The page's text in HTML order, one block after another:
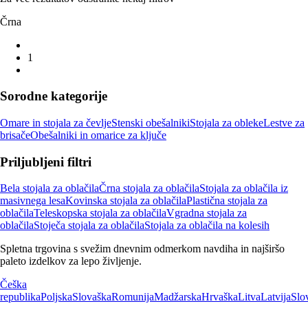
Črna
1
Sorodne kategorije
Omare in stojala za čevljeStenski obešalnikiStojala za oblekeLestve za
brisačeObešalniki in omarice za ključe
Priljubljeni filtri
Bela stojala za oblačilaČrna stojala za oblačilaStojala za oblačila iz
masivnega lesaKovinska stojala za oblačilaPlastična stojala za
oblačilaTeleskopska stojala za oblačilaVgradna stojala za
oblačilaStoječa stojala za oblačilaStojala za oblačila na kolesih
Spletna trgovina s svežim dnevnim odmerkom navdiha in najširšo
paleto izdelkov za lepo življenje.
Češka
republikaPoljskaSlovaškaRomunijaMadžarskaHrvaškaLitvaLatvija